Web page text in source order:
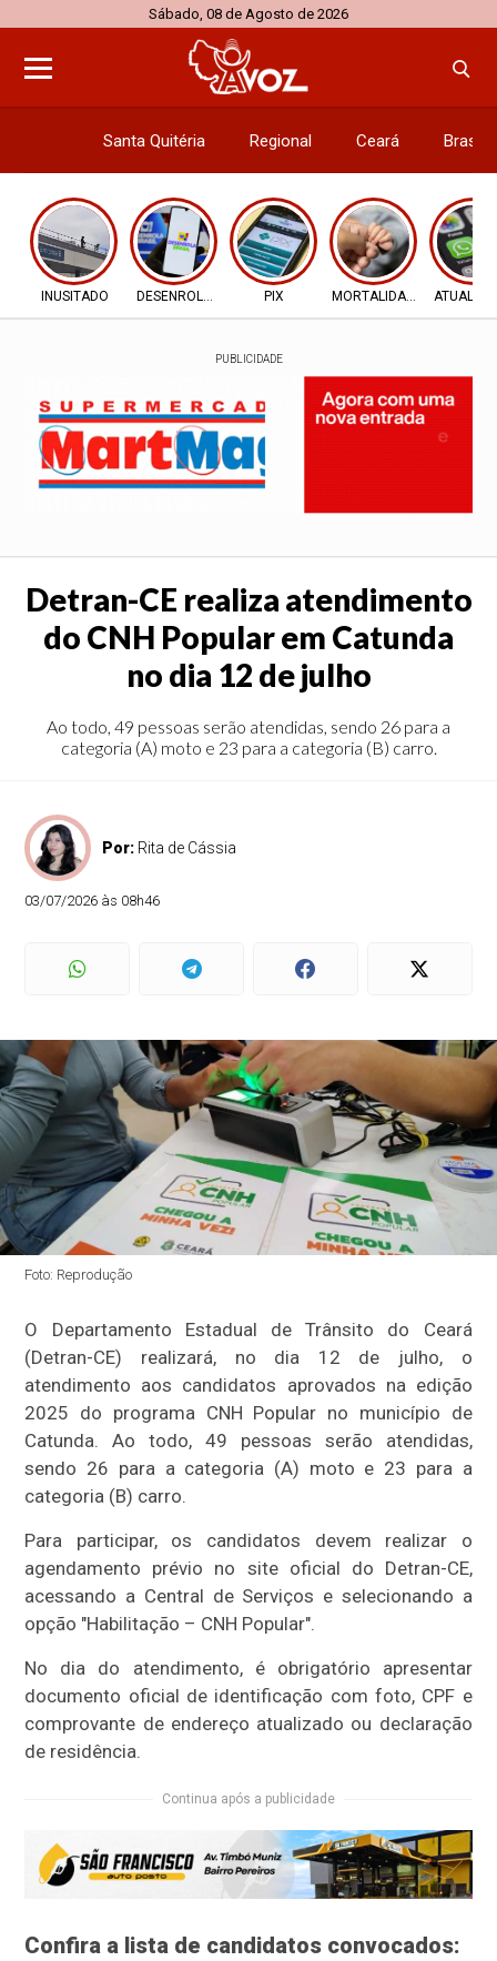
Sábado, 08 de Agosto de 2026
Santa Quitéria Regional Ceará Brasil
INUSITADO DESENROLA 2.0 PIX MORTALIDADE INFANTIL
PUBLICIDADE
Detran-CE realiza atendimento
do CNH Popular em Catunda
no dia 12 de julho
Ao todo, 49 pessoas serão atendidas, sendo 26 para a
categoria (A) moto e 23 para a categoria (B) carro.
Por: Rita de Cássia
03/07/2026 às 08h46
Foto: Reprodução
O Departamento Estadual de Trânsito do Ceará
(Detran-CE) realizará, no dia 12 de julho, o
atendimento aos candidatos aprovados na edição
2025 do programa CNH Popular no município de
Catunda. Ao todo, 49 pessoas serão atendidas,
sendo 26 para a categoria (A) moto e 23 para a
categoria (B) carro.
Para participar, os candidatos devem realizar o
agendamento prévio no site oficial do Detran-CE,
acessando a Central de Serviços e selecionando a
opção "Habilitação – CNH Popular".
No dia do atendimento, é obrigatório apresentar
documento oficial de identificação com foto, CPF e
comprovante de endereço atualizado ou declaração
de residência.
Continua após a publicidade
Confira a lista de candidatos convocados: